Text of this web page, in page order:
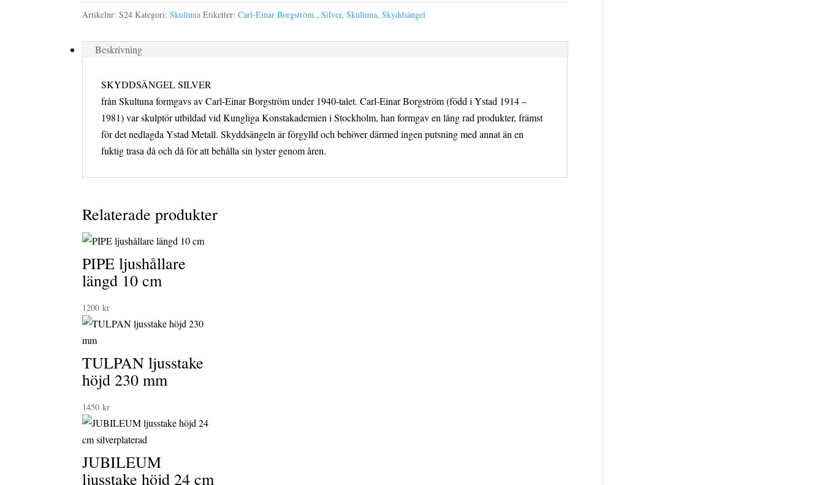
mängd
Artikelnr:S24 Kategori:Skultuna Etiketter:Carl-Einar Borgström.,Silver,Skultuna,Skyddsängel
Beskrivning
SKYDDSÄNGEL SILVER
från Skultuna formgavs av Carl-Einar Borgström under 1940-talet. Carl-Einar Borgström (född i Ystad 1914 –
1981) var skulptör utbildad vid Kungliga Konstakademien i Stockholm, han formgav en lång rad produkter, främst
för det nedlagda Ystad Metall. Skyddsängeln är förgylld och behöver därmed ingen putsning med annat än en
fuktig trasa då och då för att behålla sin lyster genom åren.
Relaterade produkter
PIPE ljushållare
längd 10 cm
1200kr
TULPAN ljusstake
höjd 230 mm
1450kr
JUBILEUM
ljusstake höjd 24 cm